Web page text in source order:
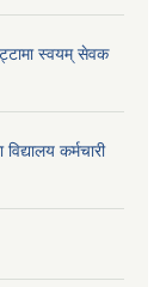
स्वयम् सेवक
कर्मचारी